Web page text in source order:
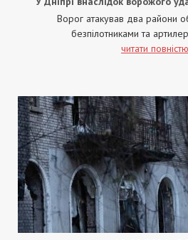
Ворог атакував два райони
безпілотниками та
читати повністю